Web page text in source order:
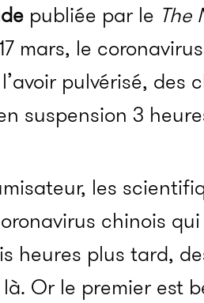
publiée par le The
mars, le
l’avoir pulvérisé,
suspension 3
les
chinois
heures plus tard,
Or le premier est